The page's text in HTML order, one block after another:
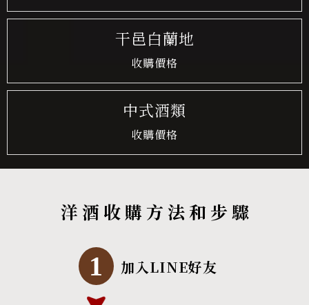
干邑白蘭地
收購價格
中式酒類
收購價格
洋 酒 收 購 方 法 和 步 驟
1 加入LINE好友